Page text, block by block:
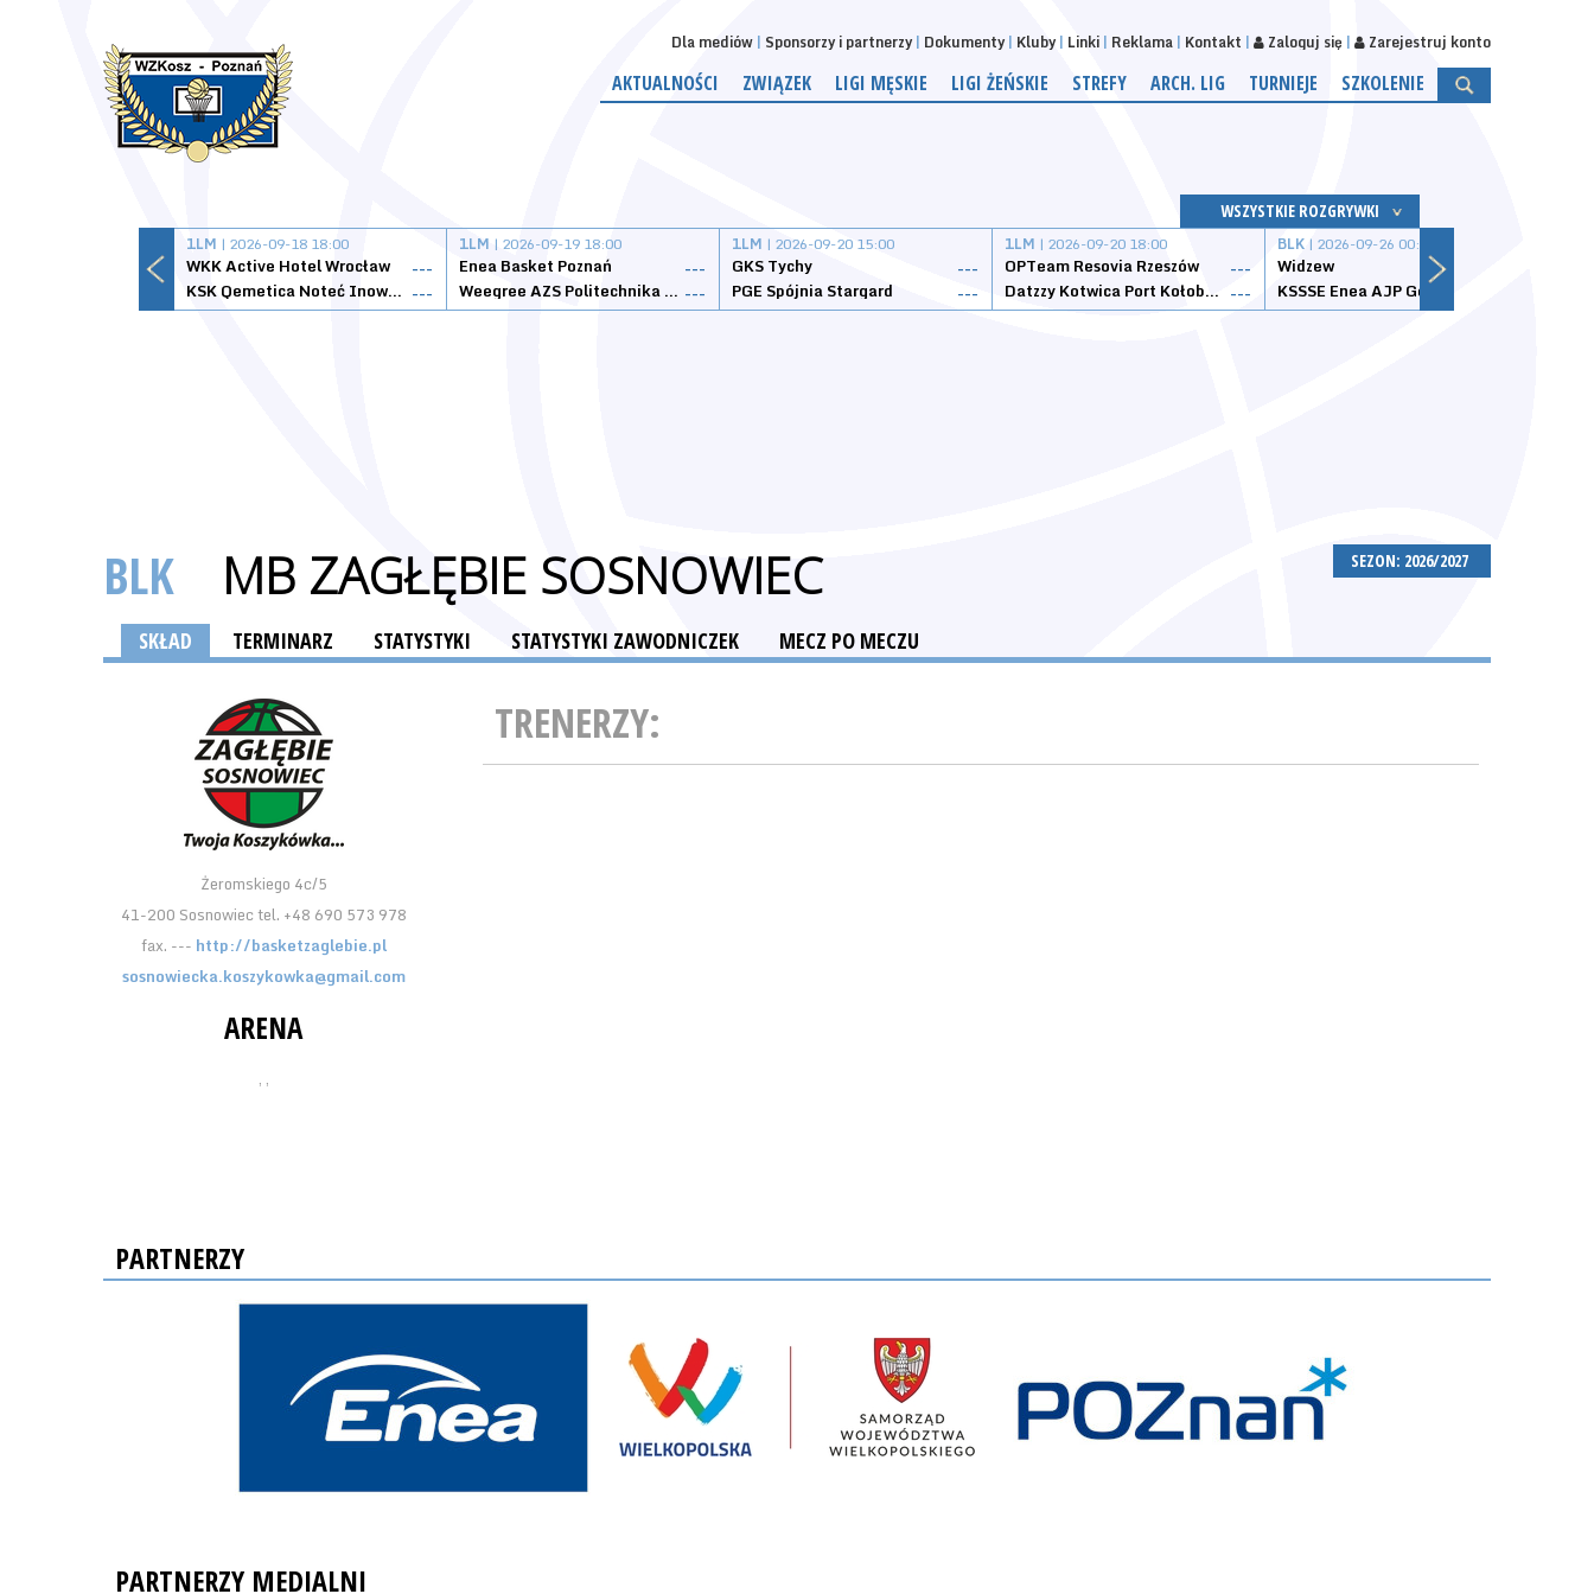
Dla mediów Sponsorzy i partnerzy Dokumenty Kluby Linki Reklama Kontakt Zaloguj się Zarejestruj konto
AKTUALNOŚCI ZWIĄZEK LIGI MĘSKIE LIGI ŻEŃSKIE STREFY ARCH. LIG TURNIEJE SZKOLENIE
WSZYSTKIE ROZGRYWKI
1LM | 2026-09-18 18:00
WKK Active Hotel Wrocław
---
KSK Qemetica Noteć Inowrocław ---
1LM | 2026-09-19 18:00
Enea Basket Poznań
---
Weegree AZS Politechnika Opolska ---
1LM | 2026-09-20 15:00
GKS Tychy
---
PGE Spójnia Stargard
---
1LM | 2026-09-20 18:00
OPTeam Resovia Rzeszów
---
Datzzy Kotwica Port Kołobrzeg ---
BLK | 2026-09-26 00:00
Widzew
SEZON: 2026/2027
BLK MB ZAGŁĘBIE SOSNOWIEC
SKŁAD TERMINARZ STATYSTYKI STATYSTYKI ZAWODNICZEK MECZ PO MECZU
Żeromskiego 4c/5
41-200 Sosnowiec tel. +48 690 573 978
fax. --- http://basketzaglebie.pl
sosnowiecka.koszykowka@gmail.com
ARENA
, ,
TRENERZY:
PARTNERZY
PARTNERZY MEDIALNI